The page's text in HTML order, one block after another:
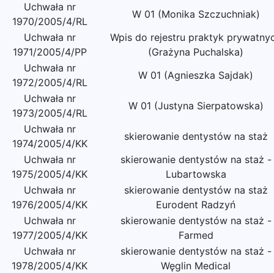
Uchwała nr
1970/2005/4/RL
W 01 (Monika Szczuchniak)
Uchwała nr
1971/2005/4/PP
Wpis do rejestru praktyk
(Grażyna Puchalska)
Uchwała nr
1972/2005/4/RL
W 01 (Agnieszka Sajdak)
Uchwała nr
1973/2005/4/RL
W 01 (Justyna Sierpatowska)
Uchwała nr
1974/2005/4/KK
skierowanie dentystów na staż
Uchwała nr
1975/2005/4/KK
skierowanie dentystów na staż -
Lubartowska
Uchwała nr
1976/2005/4/KK
skierowanie dentystów na staż
Eurodent Radzyń
Uchwała nr
1977/2005/4/KK
skierowanie dentystów na staż -
Farmed
Uchwała nr
1978/2005/4/KK
skierowanie dentystów na staż -
Węglin Medical